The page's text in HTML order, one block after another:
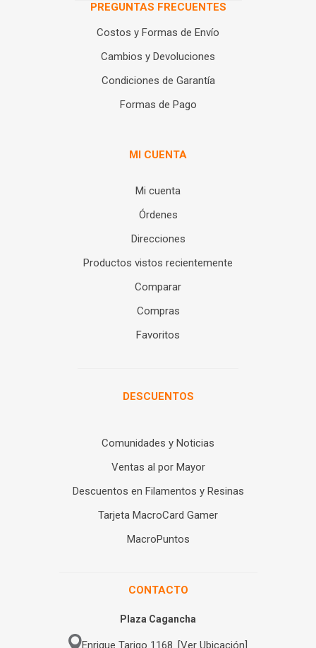
PREGUNTAS FRECUENTES
Costos y Formas de Envío
Cambios y Devoluciones
Condiciones de Garantía
Formas de Pago
MI CUENTA
Mi cuenta
Órdenes
Direcciones
Productos vistos recientemente
Comparar
Compras
Favoritos
DESCUENTOS
Comunidades y Noticias
Ventas al por Mayor
Descuentos en Filamentos y Resinas
Tarjeta MacroCard Gamer
MacroPuntos
CONTACTO
Plaza Cagancha
Enrique Tarigo 1168. [Ver Ubicación]